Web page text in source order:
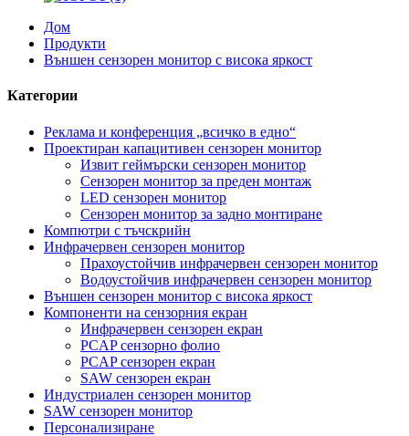
Дом
Продукти
Външен сензорен монитор с висока яркост
Категории
Реклама и конференция „всичко в едно“
Проектиран капацитивен сензорен монитор
Извит геймърски сензорен монитор
Сензорен монитор за преден монтаж
LED сензорен монитор
Сензорен монитор за задно монтиране
Компютри с тъчскрийн
Инфрачервен сензорен монитор
Прахоустойчив инфрачервен сензорен монитор
Водоустойчив инфрачервен сензорен монитор
Външен сензорен монитор с висока яркост
Компоненти на сензорния екран
Инфрачервен сензорен екран
PCAP сензорно фолио
PCAP сензорен екран
SAW сензорен екран
Индустриален сензорен монитор
SAW сензорен монитор
Персонализиране